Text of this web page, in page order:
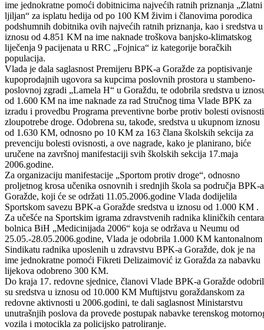
prijevoza članova Udruženja logoraša Goražde na obilježavanje
logoraša „ i „Dana pobjede nad fašizmom“ koje će se održati u
Brčkom. Odobrena su novčana sredstava u iznosu od 6.900 KM na
ime jednokratne pomoći dobitnicima najvećih ratnih priznanja „Zlatni
ljiljan“ za isplatu hedija od po 100 KM živim i članovima porodica
podshumnih dobitnika ovih najvećih ratnih priznanja, kao i sredstva u
iznosu od 4.851 KM na ime naknade troškova banjsko-klimatskog
liječenja 9 pacijenata u RRC „Fojnica“ iz kategorije boračkih
populacija.
Vlada je dala saglasnost Premijeru BPK-a Goražde za poptisivanje
kupoprodajnih ugovora sa kupcima poslovnih prostora u stambeno-
poslovnoj zgradi „Lamela H“ u Goraždu, te odobrila sredstva u
od 1.600 KM na ime naknade za rad Stručnog tima Vlade BPK za
izradu i provedbu Programa preventivne borbe protiv bolesti
zloupotrebe droge. Odobrena su, takođe, sredstva u ukupnom iznosu
od 1.630 KM, odnosno po 10 KM za 163 člana školskih sekcija za
prevenciju bolesti ovisnosti, a ove nagrade, kako je planirano, biće
uručene na završnoj manifestaciji svih školskih sekcija 17.maja
2006.godine.
Za organizaciju manifestacije „Sportom protiv droge“, odnosno
proljetnog krosa učenika osnovnih i srednjih škola sa područja BPK-a
Goražde, koji će se održati 11.05.2006.godine Vlada dodijelila
Sportskom savezu BPK-a Goražde sredstva u iznosu od 1.000 KM .
Za učešće na Sportskim igrama zdravstvenih radnika kliničkih
bolnica BiH „Medicinijada 2006“ koja se održava u Neumu od
25.05.-28.05.2006.godine, Vlada je odobrila 1.000 KM kantonalnom
Sindikatu radnika uposlenih u zdravstvu BPK-a Goražde, dok je na
ime jednokratne pomoći Fikreti Delizaimović iz Goražda za nabavku
lijekova odobreno 300 KM.
Do kraja 17. redovne sjednice, članovi Vlade BPK-a Goražde
su sredstva u iznosu od 10.000 KM Muftijstvu goraždanskom za